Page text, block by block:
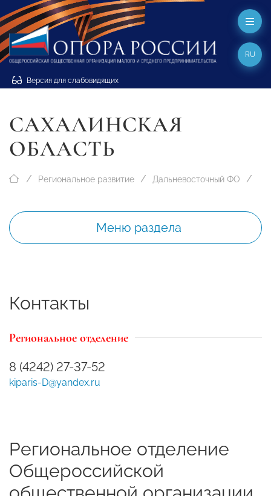
Версия для слабовидящих
RU
САХАЛИНСКАЯ
ОБЛАСТЬ
Региональное развитие Дальневосточный ФО
Меню раздела
Контакты
Региональное отделение
8 (4242) 27-37-52
kiparis-D@yandex.ru
Региональное отделение
Общероссийской